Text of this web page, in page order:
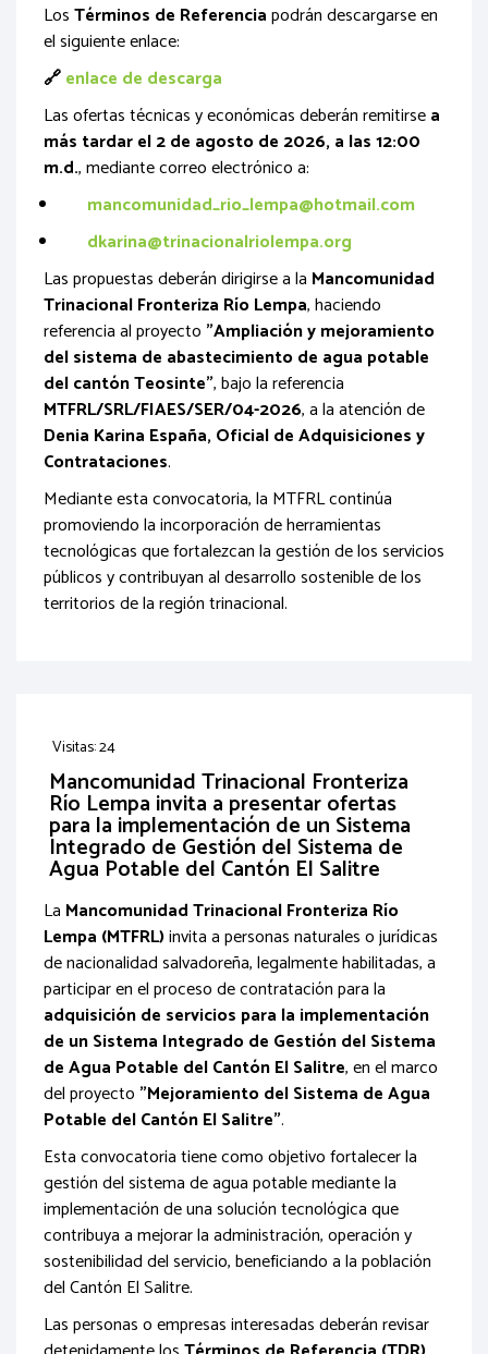
LosTérminos de Referenciapodrán descargarse en
el siguiente enlace:
🔗enlace de descarga
Las ofertas técnicas y económicas deberán remitirsea
más tardar el 2 de agosto de 2026, a las 12:00
m.d., mediante correo electrónico a:
mancomunidad_rio_lempa@hotmail.com
dkarina@trinacionalriolempa.org
Las propuestas deberán dirigirse a la Mancomunidad
Trinacional Fronteriza Río Lempa, haciendo
referencia al proyecto "Ampliación y mejoramiento
del sistema de abastecimiento de agua potable
del cantón Teosinte", bajo la referencia
MTFRL/SRL/FIAES/SER/04-2026, a la atención de
Denia Karina España, Oficial de Adquisiciones y
Contrataciones.
Mediante esta convocatoria, la MTFRL continúa
promoviendo la incorporación de herramientas
tecnológicas que fortalezcan la gestión de los servicios
públicos y contribuyan al desarrollo sostenible de los
territorios de la región trinacional.
Visitas: 24
Mancomunidad Trinacional Fronteriza
Río Lempa invita a presentar ofertas
para la implementación de un Sistema
Integrado de Gestión del Sistema de
Agua Potable del Cantón El Salitre
La Mancomunidad Trinacional Fronteriza Río
Lempa (MTFRL)invita a personas naturales o jurídicas
de nacionalidad salvadoreña, legalmente habilitadas, a
participar en el proceso de contratación para la
adquisición de servicios para la implementación
de un Sistema Integrado de Gestión del Sistema
de Agua Potable del Cantón El Salitre, en el marco
del proyecto "Mejoramiento del Sistema de Agua
Potable del Cantón El Salitre".
Esta convocatoria tiene como objetivo fortalecer la
gestión del sistema de agua potable mediante la
implementación de una solución tecnológica que
contribuya a mejorar la administración, operación y
sostenibilidad del servicio, beneficiando a la población
del Cantón El Salitre.
Las personas o empresas interesadas deberán revisar